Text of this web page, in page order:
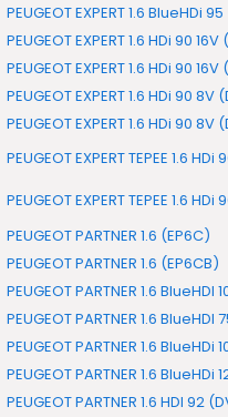
PEUGEOT EXPERT 1.6 BlueHDi
PEUGEOT EXPERT 1.6 HDi 90
PEUGEOT EXPERT 1.6 HDi 90
PEUGEOT EXPERT 1.6 HDi 90
PEUGEOT EXPERT 1.6 HDi 90
PEUGEOT EXPERT TEPEE 1.6
PEUGEOT EXPERT TEPEE 1.6
PEUGEOT PARTNER 1.6 (EP6C)
PEUGEOT PARTNER 1.6 (EP6CB)
PEUGEOT PARTNER 1.6 BlueHDI
PEUGEOT PARTNER 1.6 BlueHDI
PEUGEOT PARTNER 1.6 BlueHDi
PEUGEOT PARTNER 1.6 BlueHDi
PEUGEOT PARTNER 1.6 HDI 92